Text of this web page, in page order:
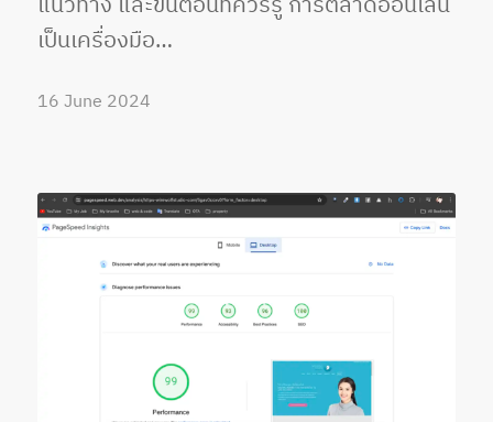
เป็นเครื่องมือ…
16 June 2024